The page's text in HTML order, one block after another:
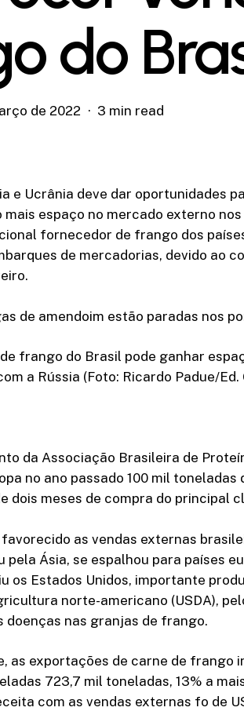
do
de 2022 3 min read
e Ucrânia deve dar oportunidades
mais espaço no mercado externo
fornecedor de frango dos
de mercadorias, devido ao
de amendoim estão paradas nos
frango do Brasil pode ganhar
a Rússia (Foto: Ricardo Padue/Ed.
da Associação Brasileira de
no ano passado 100 mil
dois meses de compra do principal
as vendas externas
pela Ásia, se espalhou para países
os Estados Unidos, importante
norte-americano (USDA),
doenças nas granjas de frango.
as exportações de carne de frango
723,7 mil toneladas, 13% a
com as vendas externas fo de